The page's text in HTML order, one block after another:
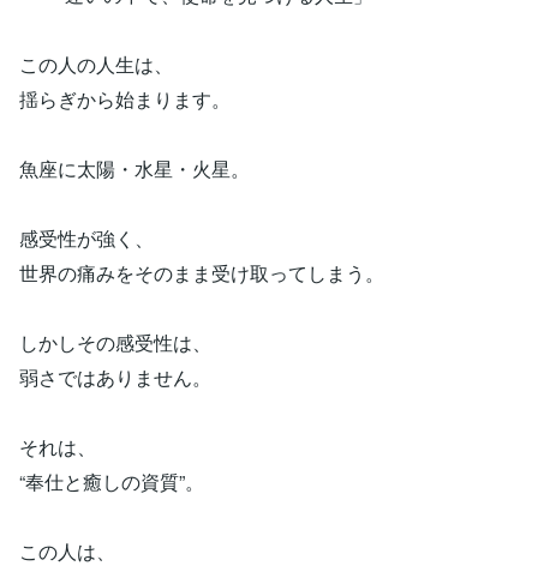
この人の人生は、
揺らぎから始まります。
魚座に太陽・水星・火星。
感受性が強く、
世界の痛みをそのまま受け取ってしまう。
しかしその感受性は、
弱さではありません。
それは、
“奉仕と癒しの資質”。
この人は、